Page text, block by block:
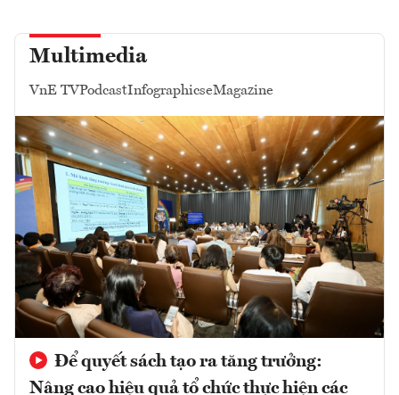
Multimedia
VnE TVPodcastInfographicseMagazine
Để quyết sách tạo ra tăng trưởng:
Nâng cao hiệu quả tổ chức thực hiện các